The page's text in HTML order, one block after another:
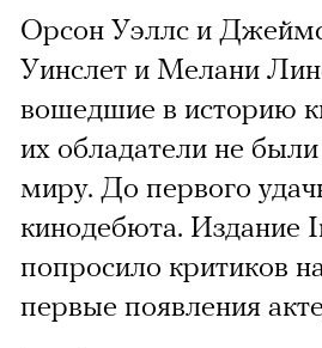
Орсон Уэллс и
Уинслет и Мелани
вошедшие в историю
их обладатели не
миру. До первого
кинодебюта. Издание
попросило критиков
первые появления